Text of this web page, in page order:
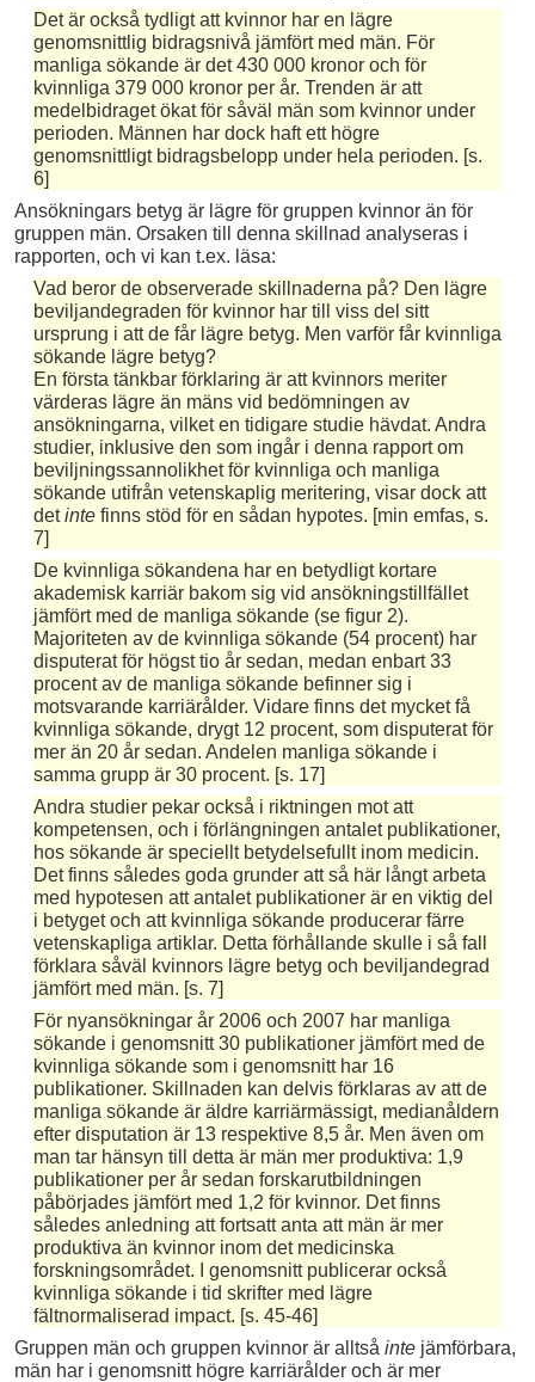
Det är också tydligt att kvinnor har en lägre
genomsnittlig bidragsnivå jämfört med män. För
manliga sökande är det 430 000 kronor och för
kvinnliga 379 000 kronor per år. Trenden är att
medelbidraget ökat för såväl män som kvinnor under
perioden. Männen har dock haft ett högre
genomsnittligt bidragsbelopp under hela perioden. [s.
6]
Ansökningars betyg är lägre för gruppen kvinnor än för
gruppen män. Orsaken till denna skillnad analyseras i
rapporten, och vi kan t.ex. läsa:
Vad beror de observerade skillnaderna på? Den lägre
beviljandegraden för kvinnor har till viss del sitt
ursprung i att de får lägre betyg. Men varför får kvinnliga
sökande lägre betyg?
En första tänkbar förklaring är att kvinnors meriter
värderas lägre än mäns vid bedömningen av
ansökningarna, vilket en tidigare studie hävdat. Andra
studier, inklusive den som ingår i denna rapport om
beviljningssannolikhet för kvinnliga och manliga
sökande utifrån vetenskaplig meritering, visar dock att
detintefinns stöd för en sådan hypotes. [min emfas, s.
7]
De kvinnliga sökandena har en betydligt kortare
akademisk karriär bakom sig vid ansökningstillfället
jämfört med de manliga sökande (se figur 2).
Majoriteten av de kvinnliga sökande (54 procent) har
disputerat för högst tio år sedan, medan enbart 33
procent av de manliga sökande befinner sig i
motsvarande karriärålder. Vidare finns det mycket få
kvinnliga sökande, drygt 12 procent, som disputerat för
mer än 20 år sedan. Andelen manliga sökande i
samma grupp är 30 procent. [s. 17]
Andra studier pekar också i riktningen mot att
kompetensen, och i förlängningen antalet publikationer,
hos sökande är speciellt betydelsefullt inom medicin.
Det finns således goda grunder att så här långt arbeta
med hypotesen att antalet publikationer är en viktig del
i betyget och att kvinnliga sökande producerar färre
vetenskapliga artiklar. Detta förhållande skulle i så fall
förklara såväl kvinnors lägre betyg och beviljandegrad
jämfört med män. [s. 7]
För nyansökningar år 2006 och 2007 har manliga
sökande i genomsnitt 30 publikationer jämfört med de
kvinnliga sökande som i genomsnitt har 16
publikationer. Skillnaden kan delvis förklaras av att de
manliga sökande är äldre karriärmässigt, medianåldern
efter disputation är 13 respektive 8,5 år. Men även om
man tar hänsyn till detta är män mer produktiva: 1,9
publikationer per år sedan forskarutbildningen
påbörjades jämfört med 1,2 för kvinnor. Det finns
således anledning att fortsatt anta att män är mer
produktiva än kvinnor inom det medicinska
forskningsområdet. I genomsnitt publicerar också
kvinnliga sökande i tid skrifter med lägre
fältnormaliserad impact. [s. 45-46]
Gruppen män och gruppen kvinnor är alltså inte jämförbara,
män har i genomsnitt högre karriärålder och är mer